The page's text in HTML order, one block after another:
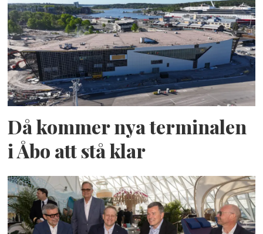
Då kommer nya terminalen
i Åbo att stå klar